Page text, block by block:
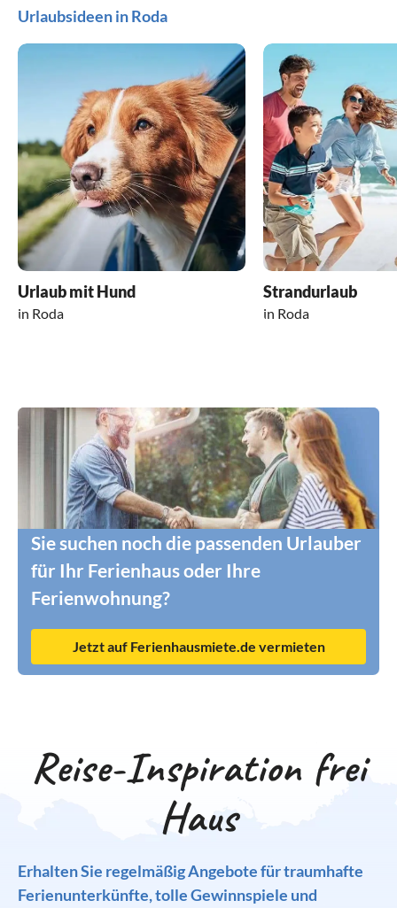
Urlaubsideen in Roda
Urlaub mit Hund
in Roda
Strandurlaub
in Roda
Sie suchen noch die passenden Urlauber
für Ihr Ferienhaus oder Ihre
Ferienwohnung?
Jetzt auf Ferienhausmiete.de vermieten
Reise-Inspiration frei
Haus
Erhalten Sie regelmäßig Angebote für traumhafte
Ferienunterkünfte, tolle Gewinnspiele und